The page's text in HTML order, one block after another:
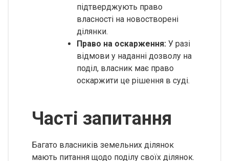
підтверджують право
власності на новостворені
ділянки.
Право на оскарження: У разі
відмови у наданні дозволу на
поділ, власник має право
оскаржити це рішення в суді.
Часті запитання
Багато власників земельних ділянок
мають питання щодо поділу своїх ділянок.